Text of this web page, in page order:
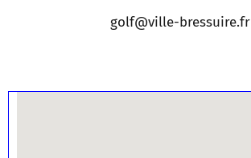
golf@ville-bressuire.fr